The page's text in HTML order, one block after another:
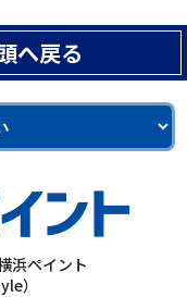
へ戻る
浜ペイント
）